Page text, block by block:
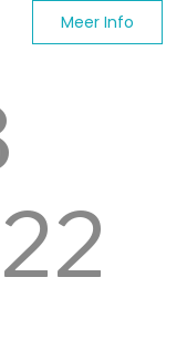
Meer Info